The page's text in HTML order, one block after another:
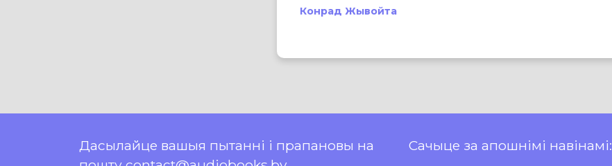
Конрад Жывойта
Дасылайце вашыя пытанні і прапановы на
Сачыце за апошнімі навінамі: